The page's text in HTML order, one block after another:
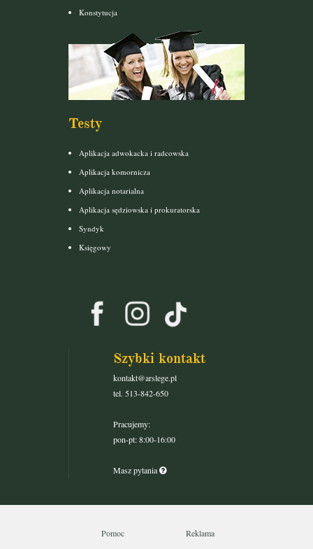
Konstytucja
Testy
Aplikacja adwokacka i radcowska
Aplikacja komornicza
Aplikacja notarialna
Aplikacja sędziowska i prokuratorska
Syndyk
Księgowy
Szybki kontakt
kontakt@arslege.pl
tel. 513-842-650
Pracujemy:
pon-pt: 8:00-16:00
Masz pytania
Pomoc Reklama